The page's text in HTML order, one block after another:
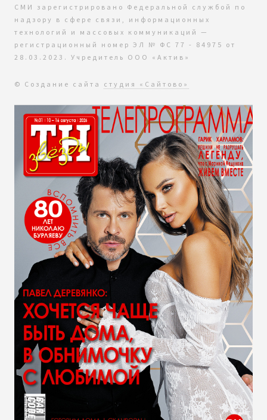
СМИ зарегистрировано Федеральной службой по
надзору в сфере связи, информационных
технологий и массовых коммуникаций —
регистрационный номер ЭЛ № ФС 77 - 84975 от
28.03.2023. Учредитель ООО «Актив»
© Создание сайта студия «Сайтово»